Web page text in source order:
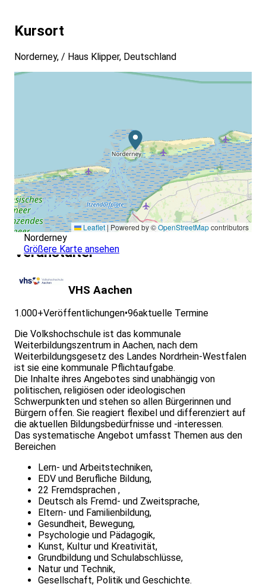
Kursort
Norderney, / Haus Klipper, Deutschland
Leaflet | Powered by ©OpenStreetMapcontributors
Norderney
Größere Karte ansehen
Veranstalter
VHS Aachen
1.000+Veröffentlichungen•96aktuelle Termine
Die Volkshochschule ist das kommunale
Weiterbildungszentrum in Aachen, nach dem
Weiterbildungsgesetz des Landes Nordrhein-Westfalen
ist sie eine kommunale Pflichtaufgabe.
Die Inhalte ihres Angebotes sind unabhängig von
politischen, religiösen oder ideologischen
Schwerpunkten und stehen so allen Bürgerinnen und
Bürgern offen. Sie reagiert flexibel und differenziert auf
die aktuellen Bildungsbedürfnisse und -interessen.
Das systematische Angebot umfasst Themen aus den
Bereichen
Lern- und Arbeitstechniken,
EDV und Berufliche Bildung,
22 Fremdsprachen ,
Deutsch als Fremd- und Zweitsprache,
Eltern- und Familienbildung,
Gesundheit, Bewegung,
Psychologie und Pädagogik,
Kunst, Kultur und Kreativität,
Grundbildung und Schulabschlüsse,
Natur und Technik,
Gesellschaft, Politik und Geschichte.